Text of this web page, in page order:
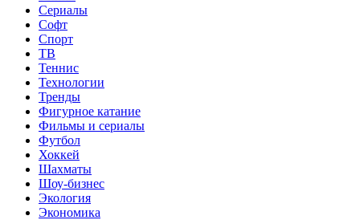
Сериалы
Софт
Спорт
ТВ
Теннис
Технологии
Тренды
Фигурное катание
Фильмы и сериалы
Футбол
Хоккей
Шахматы
Шоу-бизнес
Экология
Экономика